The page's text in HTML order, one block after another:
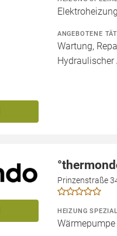
Elektroheizung
ANGEBOTENE
Wartung,
Hydraulischer
Prinzenstraße
HEIZUNG
Wärmepumpe